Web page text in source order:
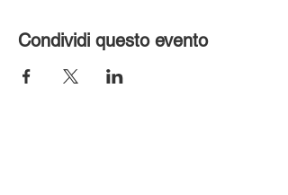
Condividi questo evento